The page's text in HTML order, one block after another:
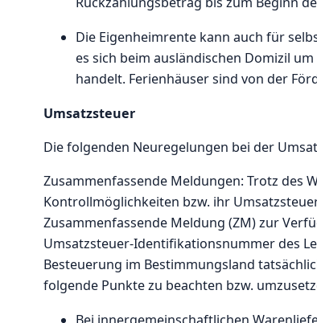
Die Eigenheimrente kann auch für
es sich beim ausländischen Domizil
handelt. Ferienhäuser sind von der
Umsatzsteuer
Die folgenden Neuregelungen bei der
Zusammenfassende Meldungen: Trotz des
Kontrollmöglichkeiten bzw. ihr
Zusammenfassende Meldung (ZM) zur
Umsatzsteuer-Identifikationsnummer des
Besteuerung im Bestimmungsland
folgende Punkte zu beachten bzw.